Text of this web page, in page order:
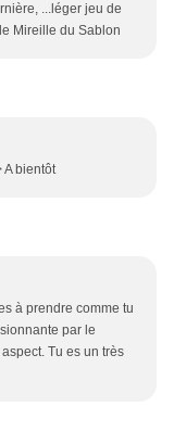
...léger jeu de
Mireille du Sablon
A bientôt
à prendre comme tu
par le
Tu es un très